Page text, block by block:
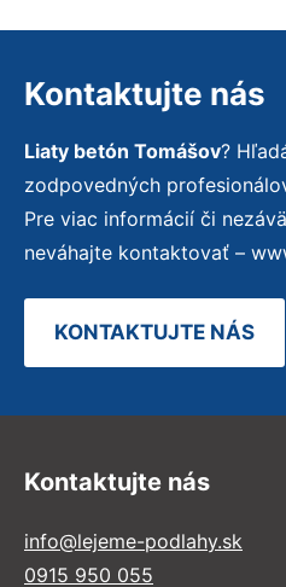
Kontaktujte nás
Liaty betón Tomášov?
zodpovedných
Pre viac informácií či
neváhajte kontaktovať –
KONTAKTUJTE NÁS
Kontaktujte nás
info@lejeme-podlahy.sk
0915 950 055